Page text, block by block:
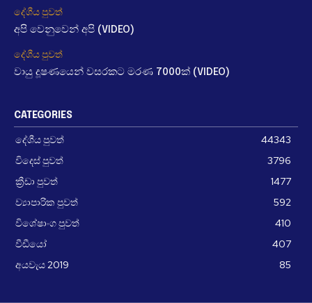
දේශීය පුවත්
අපි වෙනුවෙන් අපි (VIDEO)
දේශීය පුවත්
වායු දූෂණයෙන් වසරකට මරණ 7000ක් (VIDEO)
CATEGORIES
දේශීය පුවත්
44343
විදෙස් පුවත්
3796
ක්‍රීඩා පුවත්
1477
ව්‍යාපාරික පුවත්
592
විශේෂාංග පුවත්
410
වීඩීයෝ
407
අයවැය 2019
85